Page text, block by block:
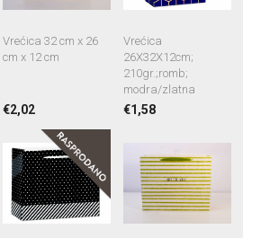
Vrećica 32 cm x 26
cm x 12 cm
€2,02
Vrećica
26X32X12cm;
210gr.;romb;
modra/zlatna
€1,58